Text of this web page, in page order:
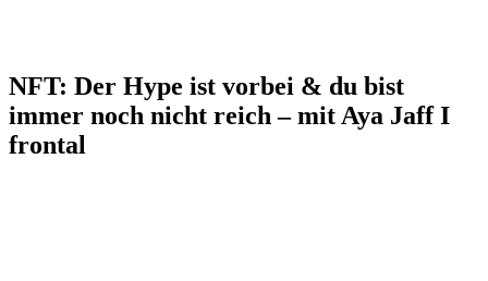
NFT: Der Hype ist vorbei & du bist
immer noch nicht reich – mit Aya Jaff I
frontal